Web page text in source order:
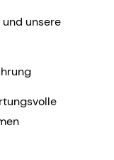
und unsere